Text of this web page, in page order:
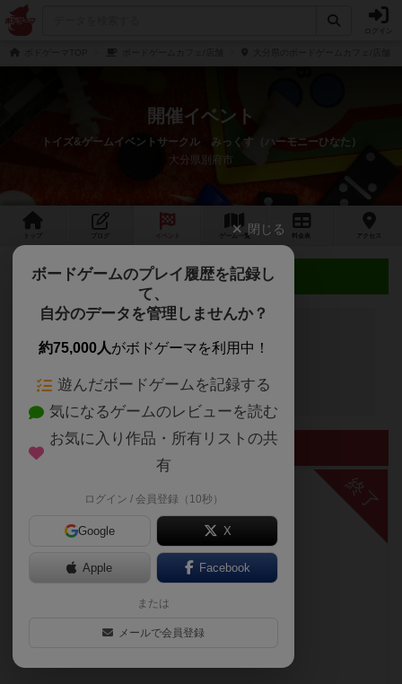
開催イベント
トイズ&ゲームイベントサークル みっくす（ハーモニーひなた）
大分県別府市
イベント ゲーム 一覧 料金 アクセス
近日開催予定のイベント
終了したイベント
終了
閉じる
ボードゲームのプレイ履歴を記録し
て、
自分のデータを管理しませんか？
約75,000人がボドゲーマを利用中！
遊んだボードゲームを記録する
気になるゲームのレビューを読む
お気に入り作品・所有リストの共
有
ログイン / 会員登録（10秒）
Google X
Apple Facebook
または
メールで会員登録